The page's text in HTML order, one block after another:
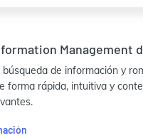
Management
de información y
forma rápida, intuitiva y